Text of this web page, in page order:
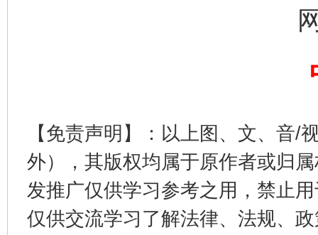
【免责声明】：以上图、文、音/
外），其版权均属于原作者或归
发推广仅供学习参考之用，禁止
仅供交流学习了解法律、法规、